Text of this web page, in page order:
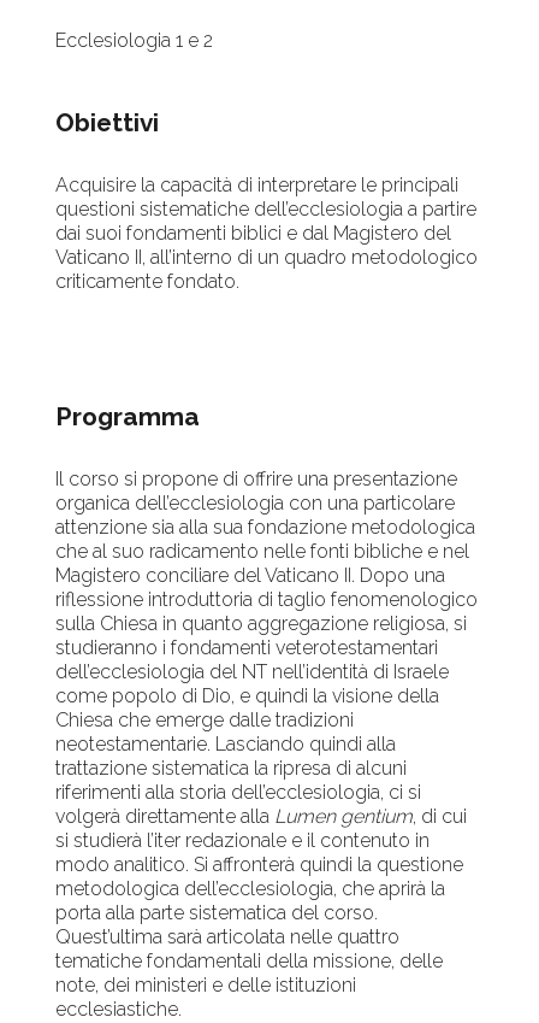
Ecclesiologia 1 e 2
Obiettivi
Acquisire la capacità di interpretare le principali
questioni sistematiche dell’ecclesiologia a partire
dai suoi fondamenti biblici e dal Magistero del
Vaticano II, all’interno di un quadro metodologico
criticamente fondato.
Programma
Il corso si propone di offrire una presentazione
organica dell’ecclesiologia con una particolare
attenzione sia alla sua fondazione metodologica
che al suo radicamento nelle fonti bibliche e nel
Magistero conciliare del Vaticano II. Dopo una
riflessione introduttoria di taglio fenomenologico
sulla Chiesa in quanto aggregazione religiosa, si
studieranno i fondamenti veterotestamentari
dell’ecclesiologia del NT nell’identità di Israele
come popolo di Dio, e quindi la visione della
Chiesa che emerge dalle tradizioni
neotestamentarie. Lasciando quindi alla
trattazione sistematica la ripresa di alcuni
riferimenti alla storia dell’ecclesiologia, ci si
volgerà direttamente alla Lumen gentium, di cui
si studierà l’iter redazionale e il contenuto in
modo analitico. Si affronterà quindi la questione
metodologica dell’ecclesiologia, che aprirà la
porta alla parte sistematica del corso.
Quest’ultima sarà articolata nelle quattro
tematiche fondamentali della missione, delle
note, dei ministeri e delle istituzioni
ecclesiastiche.